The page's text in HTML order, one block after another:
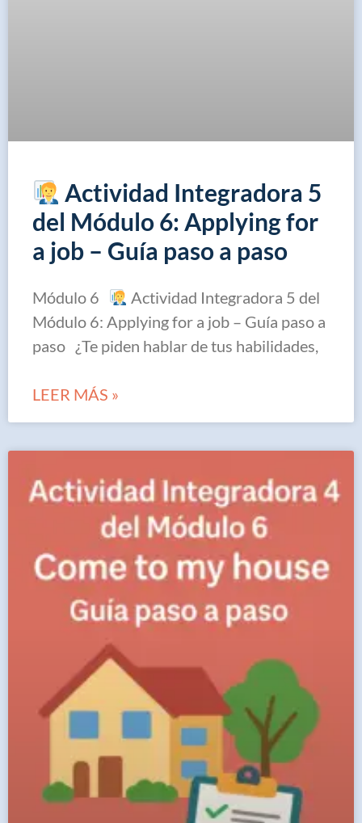
Actividad Integradora 5
del Módulo 6: Applying for
a job – Guía paso a paso
Módulo 6
Actividad Integradora 5 del
Módulo 6: Applying for a job – Guía paso a
paso ¿Te piden hablar de tus habilidades,
LEER MÁS »